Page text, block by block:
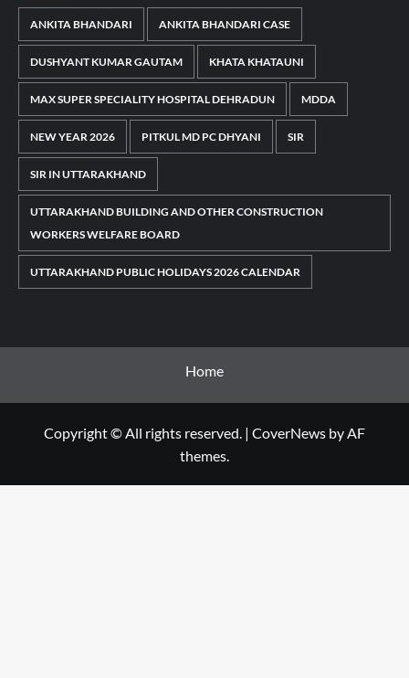
ANKITA BHANDARI ANKITA BHANDARI CASE
DUSHYANT KUMAR GAUTAM KHATA KHATAUNI
MAX SUPER SPECIALITY HOSPITAL DEHRADUN MDDA
NEW YEAR 2026 PITKUL MD PC DHYANI SIR
SIR IN UTTARAKHAND
UTTARAKHAND BUILDING AND OTHER CONSTRUCTION
WORKERS WELFARE BOARD
UTTARAKHAND PUBLIC HOLIDAYS 2026 CALENDAR
Home
Copyright © All rights reserved. | CoverNews by AF
themes.